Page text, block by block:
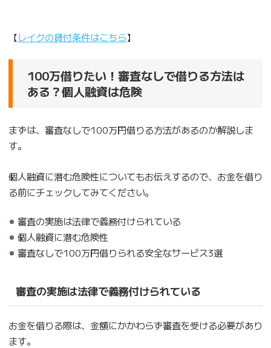
【レイクの貸付条件はこちら】
100万借りたい！審査なしで借りる方法は
ある？個人融資は危険
まずは、審査なしで100万円借りる方法があるのか解説しま
す。
個人融資に潜む危険性についてもお伝えするので、お金を借り
る前にチェックしてみてください。
審査の実施は法律で義務付けられている
個人融資に潜む危険性
審査なしで100万円借りられる安全なサービス3選
審査の実施は法律で義務付けられている
お金を借りる際は、金額にかかわらず審査を受ける必要があり
ます。